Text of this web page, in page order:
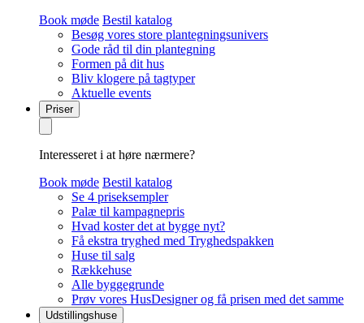
Book møde Bestil katalog
Besøg vores store plantegningsunivers
Gode råd til din plantegning
Formen på dit hus
Bliv klogere på tagtyper
Aktuelle events
Priser
Interesseret i at høre nærmere?
Book møde Bestil katalog
Se 4 priseksempler
Palæ til kampagnepris
Hvad koster det at bygge nyt?
Få ekstra tryghed med Tryghedspakken
Huse til salg
Rækkehuse
Alle byggegrunde
Prøv vores HusDesigner og få prisen med det samme
Udstillingshuse